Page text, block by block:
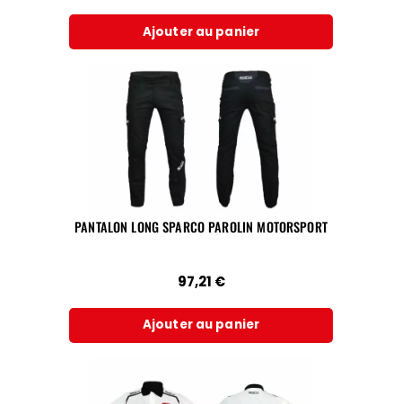
Ajouter au panier
PANTALON LONG SPARCO PAROLIN MOTORSPORT
97,21 €
Ajouter au panier